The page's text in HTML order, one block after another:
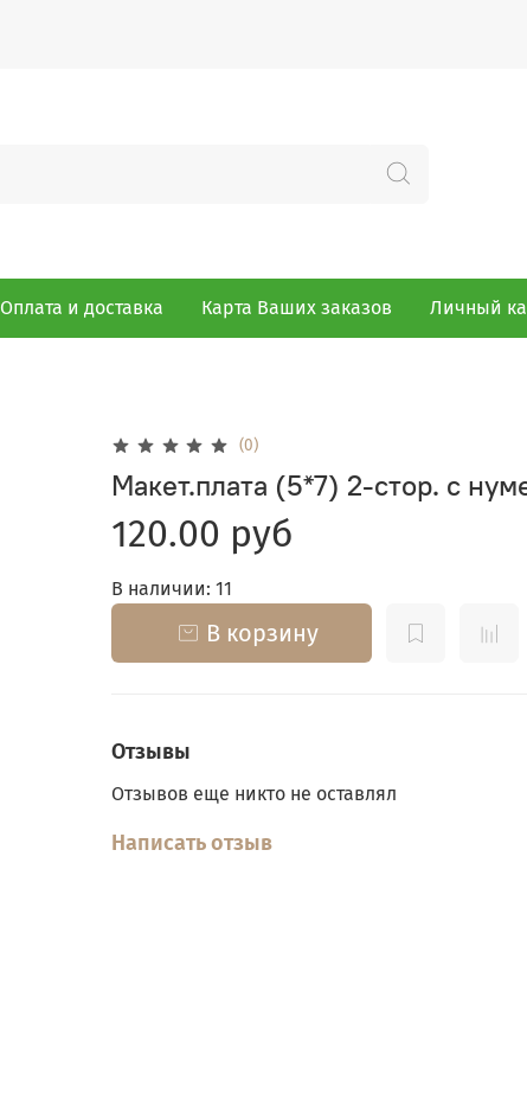
Оплата и доставка Карта Ваших заказов Личный
(0)
Макет.плата (5*7) 2-стор. с
120.00 руб
В наличии: 11
В корзину
Отзывы
Отзывов еще никто не оставлял
Написать отзыв